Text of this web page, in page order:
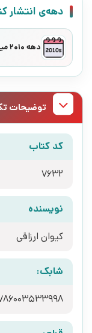
دهه‌ی انتشار
دهه 2010 میلادی
توضیحات
کد کتاب
7632
نویسنده
کیوان ارزاقی
شابک: